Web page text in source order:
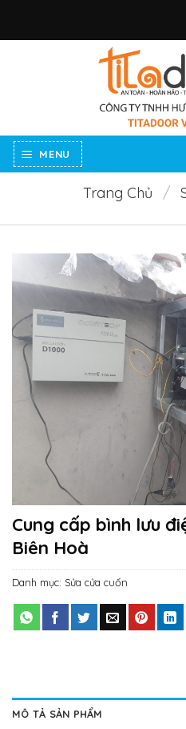
MENU
Trang Chủ /
Cung cấp bình lưu
Biên Hoà
Danh mục: Sửa cửa cuốn
MÔ TẢ SẢN PHẨM